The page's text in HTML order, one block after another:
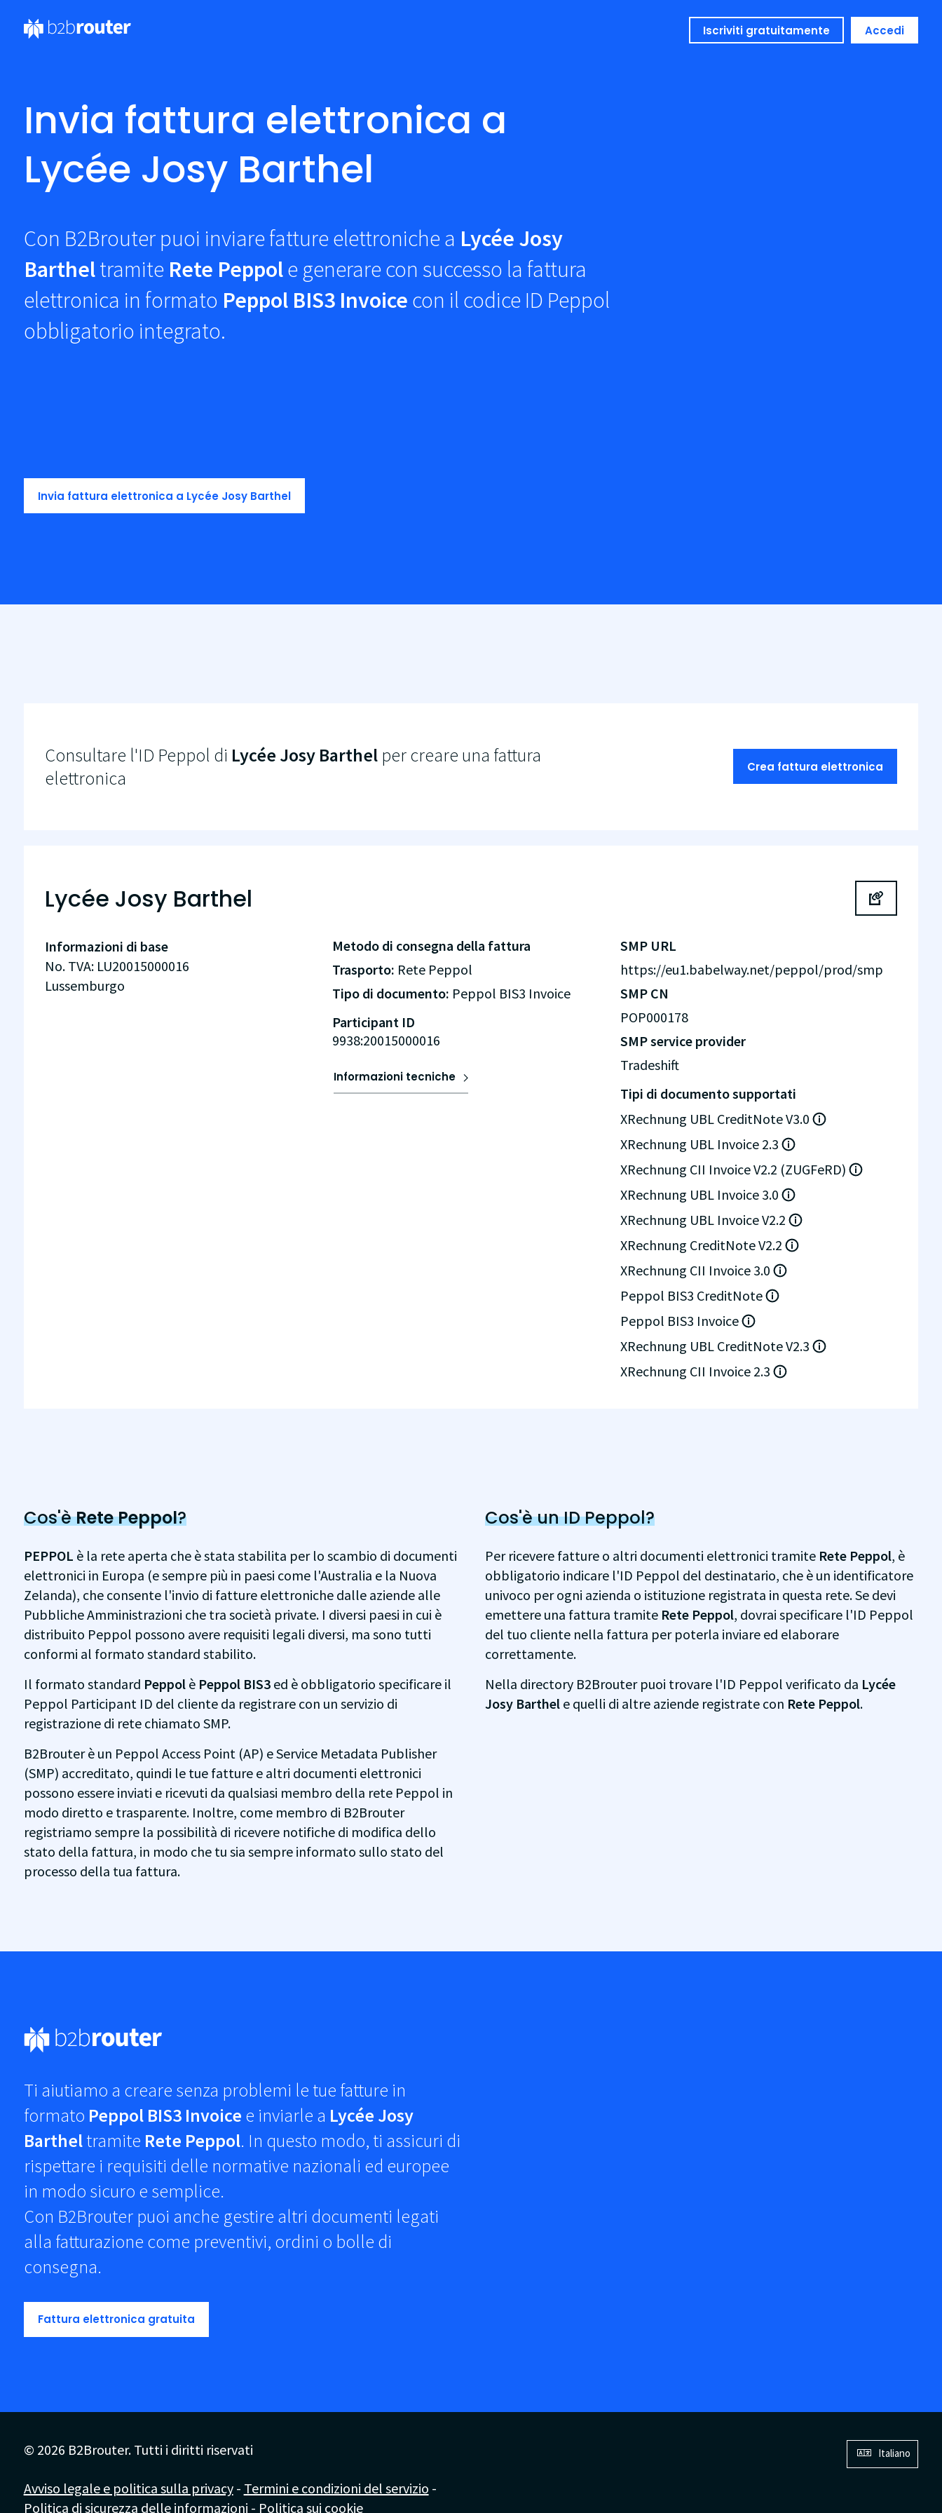
Iscriviti gratuitamente Accedi
Invia fattura elettronica a
Lycée Josy Barthel
Con B2Brouter puoi inviare fatture elettroniche a Lycée Josy
Bartheltramite Rete Peppole generare con successo la fattura
elettronica in formato Peppol BIS3 Invoice con il codice ID Peppol
obbligatorio integrato.
Invia fattura elettronica a Lycée Josy Barthel
Consultare l'ID Peppol di Lycée Josy Barthelper creare una fattura
elettronica
Crea fattura elettronica
Lycée Josy Barthel
Informazioni di base
No. TVA: LU20015000016
Lussemburgo
Metodo di consegna della fattura
Trasporto: Rete Peppol
Tipo di documento: Peppol BIS3 Invoice
Participant ID
9938:20015000016
Informazioni tecniche
SMP URL
https://eu1.babelway.net/peppol/prod/smp
SMP CN
POP000178
SMP service provider
Tradeshift
Tipi di documento supportati
XRechnung UBL CreditNote V3.0
XRechnung UBL Invoice 2.3
XRechnung CII Invoice V2.2 (ZUGFeRD)
XRechnung UBL Invoice 3.0
XRechnung UBL Invoice V2.2
XRechnung CreditNote V2.2
XRechnung CII Invoice 3.0
Peppol BIS3 CreditNote
Peppol BIS3 Invoice
XRechnung UBL CreditNote V2.3
XRechnung CII Invoice 2.3
Cos'èRete Peppol?
PEPPOL è la rete aperta che è stata stabilita per lo scambio di documenti
elettronici in Europa (e sempre più in paesi come l'Australia e la Nuova
Zelanda), che consente l'invio di fatture elettroniche dalle aziende alle
Pubbliche Amministrazioni che tra società private. I diversi paesi in cui è
distribuito Peppol possono avere requisiti legali diversi, ma sono tutti
conformi al formato standard stabilito.
Il formato standard Peppol è Peppol BIS3 ed è obbligatorio specificare il
Peppol Participant ID del cliente da registrare con un servizio di
registrazione di rete chiamato SMP.
B2Brouter è un Peppol Access Point (AP) e Service Metadata Publisher
(SMP) accreditato, quindi le tue fatture e altri documenti elettronici
possono essere inviati e ricevuti da qualsiasi membro della rete Peppol in
modo diretto e trasparente. Inoltre, come membro di B2Brouter
registriamo sempre la possibilità di ricevere notifiche di modifica dello
stato della fattura, in modo che tu sia sempre informato sullo stato del
processo della tua fattura.
Cos'è un ID Peppol?
Per ricevere fatture o altri documenti elettronici tramite Rete Peppol, è
obbligatorio indicare l'ID Peppol del destinatario, che è un identificatore
univoco per ogni azienda o istituzione registrata in questa rete. Se devi
emettere una fattura tramite Rete Peppol, dovrai specificare l'ID Peppol
del tuo cliente nella fattura per poterla inviare ed elaborare
correttamente.
Nella directory B2Brouter puoi trovare l'ID Peppol verificato da Lycée
Josy Barthel e quelli di altre aziende registrate con Rete Peppol.
Ti aiutiamo a creare senza problemi le tue fatture in
formato Peppol BIS3 Invoice e inviarle a Lycée Josy
Bartheltramite Rete Peppol. In questo modo, ti assicuri di
rispettare i requisiti delle normative nazionali ed europee
in modo sicuro e semplice.
Con B2Brouter puoi anche gestire altri documenti legati
alla fatturazione come preventivi, ordini o bolle di
consegna.
Fattura elettronica gratuita
© 2026 B2Brouter. Tutti i diritti riservati
Avviso legale e politica sulla privacy- Termini e condizioni del servizio -
Politica di sicurezza delle informazioni - Politica sui cookie
Italiano